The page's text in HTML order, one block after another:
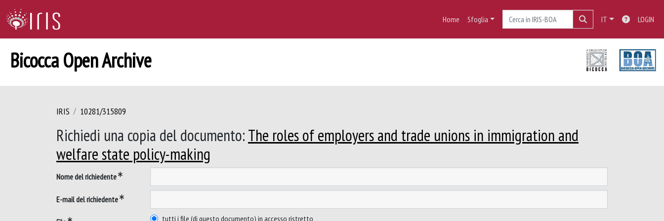
Home Sfoglia IT LOGIN
Bicocca Open Archive
IRIS 10281/315809
Richiedi una copia del documento:The roles of employers and trade unions in immigration and
welfare state policy-making
Nome del richiedente
E-mail del richiedente
tutti i file (di questo documento) in accesso ristretto